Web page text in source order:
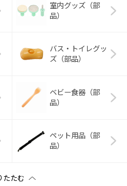
室内グッズ（部
品）
バス・トイレグッ
ズ（部品）
ベビー食器（部
品）
ペット用品（部
品）